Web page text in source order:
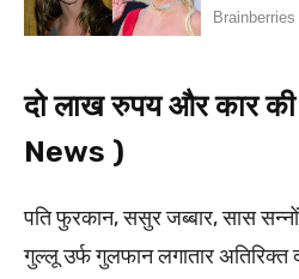
दो लाख रुपय और कार
News )
पति फुरकान, ससुर जब्बार, सास
गुल्लू उर्फ गुलफान लगातार